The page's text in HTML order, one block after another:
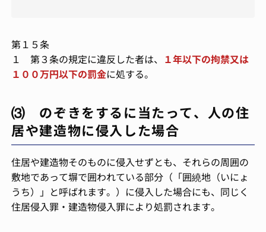
第１５条
１ 第３条の規定に違反した者は、 １年以下の拘禁又は
１００万円以下の罰金に処する。
⑶ のぞきをするに当たって、人の住
居や建造物に侵入した場合
住居や建造物そのものに侵入せずとも、それらの周囲の
敷地であって塀で囲われている部分（「囲繞地（いにょ
うち）」と呼ばれます。）に侵入した場合にも、同じく
住居侵入罪・建造物侵入罪により処罰されます。